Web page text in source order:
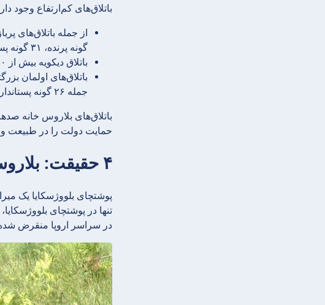
باتلاق‌های کم‌ارتفاع وجود
از جمله باتلاق‌های
گونه پرنده، ۳۱ گونه پستاندار در قلمرو ذخیره‌گاه یلنیا ثبت شده‌اند.
باتلاق دیکویه بیش از ۶٬۰۰۰ سال قدمت دارد. این باتلاق خانه ۲۸ گونه پستاندار، ۹۹ گونه پرنده، ۴ گونه خزنده و ۵ گونه دوزیست است.
جمله ۲۶ گونه پستاندار که ۳ گونه از آنها در کتاب سرخ بلاروس ثبت شده‌اند، و ۲۲۵ گونه حشره وجود دارد
باتلاق‌های بلاروس خانه
حمایت دولت را در طبیعت
۴ حقیقت: بلاروس پناهگاه بیزون را در اروپا با لهستان به اشتراک می‌گذارد
پوشتچای بلووژسکایا یک
تنها در پوشتچای
در سراسر اروپا منقرض